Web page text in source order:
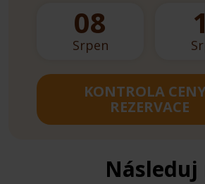
08
Srpen
KONTROLA
REZERVACE
Následuj